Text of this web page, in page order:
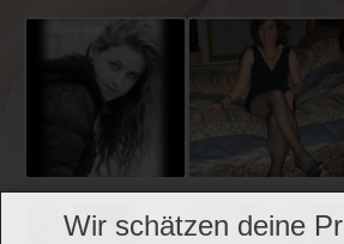
Wir schätzen deine